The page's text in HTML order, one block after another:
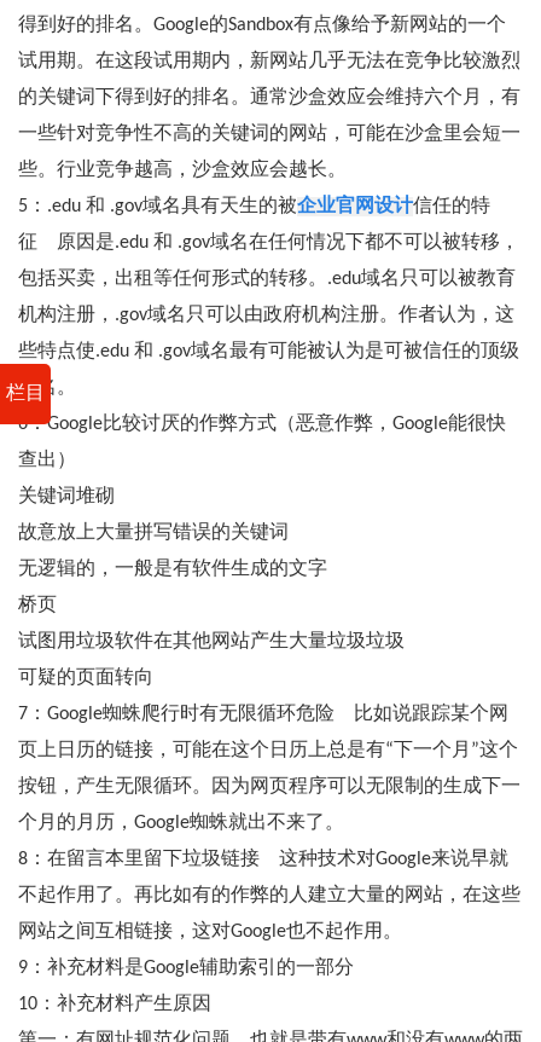
栏目
得到好的排名。Google的Sandbox有点像给予新网站的一个
试用期。在这段试用期内，新网站几乎无法在竞争比较激烈
的关键词下得到好的排名。通常沙盒效应会维持六个月，有
一些针对竞争性不高的关键词的网站，可能在沙盒里会短一
些。行业竞争越高，沙盒效应会越长。
5：.edu 和 .gov域名具有天生的被企业官网设计信任的特
征 原因是.edu 和 .gov域名在任何情况下都不可以被转移，
包括买卖，出租等任何形式的转移。.edu域名只可以被教育
机构注册，.gov域名只可以由政府机构注册。作者认为，这
些特点使.edu 和 .gov域名最有可能被认为是可被信任的顶级
域名。
6：Google比较讨厌的作弊方式（恶意作弊，Google能很快
查出）
关键词堆砌
故意放上大量拼写错误的关键词
无逻辑的，一般是有软件生成的文字
桥页
试图用垃圾软件在其他网站产生大量垃圾垃圾
可疑的页面转向
7：Google蜘蛛爬行时有无限循环危险 比如说跟踪某个网
页上日历的链接，可能在这个日历上总是有“下一个月”这个
按钮，产生无限循环。因为网页程序可以无限制的生成下一
个月的月历，Google蜘蛛就出不来了。
8：在留言本里留下垃圾链接 这种技术对Google来说早就
不起作用了。再比如有的作弊的人建立大量的网站，在这些
网站之间互相链接，这对Google也不起作用。
9：补充材料是Google辅助索引的一部分
10：补充材料产生原因